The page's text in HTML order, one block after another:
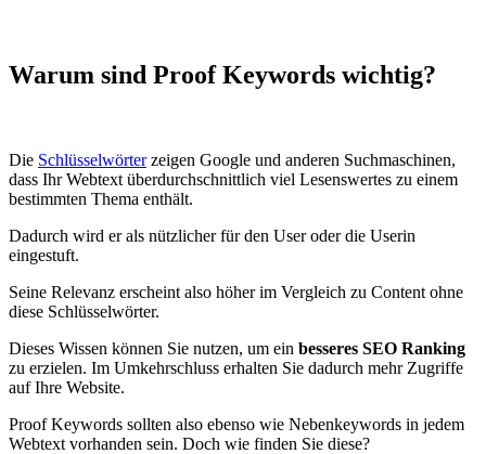
Warum sind Proof Keywords wichtig?
Die Schlüsselwörterzeigen Google und anderen Suchmaschinen,
dass Ihr Webtext überdurchschnittlich viel Lesenswertes zu einem
bestimmten Thema enthält.
Dadurch wird er als nützlicher für den User oder die Userin
eingestuft.
Seine Relevanz erscheint also höher im Vergleich zu Content ohne
diese Schlüsselwörter.
Dieses Wissen können Sie nutzen, um ein besseres SEO Ranking
zu erzielen. Im Umkehrschluss erhalten Sie dadurch mehr Zugriffe
auf Ihre Website.
Proof Keywords sollten also ebenso wie Nebenkeywords in jedem
Webtext vorhanden sein. Doch wie finden Sie diese?